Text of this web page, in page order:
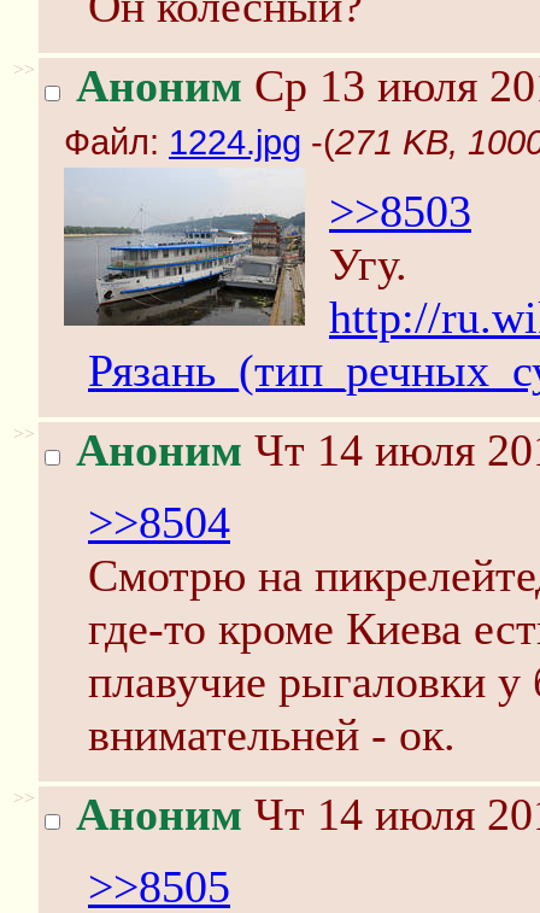
>> Аноним Ср 13 июля
Файл: 1224.jpg -(271 KB,
>>8503
Угу.
http://
>> Аноним Чт 14 июля
>>8504
Смотрю на
где-то кроме Киева
плавучие рыгаловки
внимательней - ок.
>> Аноним Чт 14 июля
>>8505